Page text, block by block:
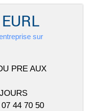
sur
PRE AUX
44 70 50